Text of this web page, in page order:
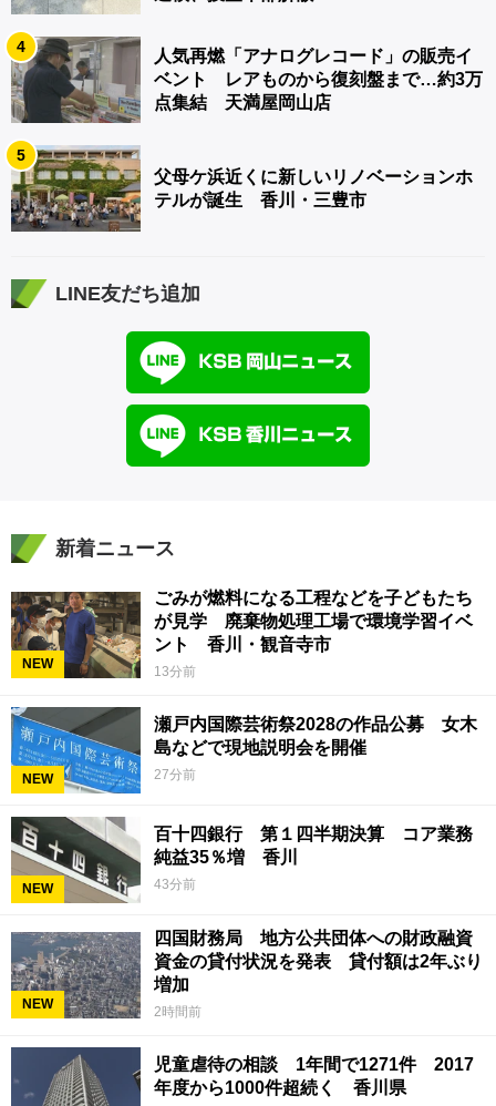
4
人気再燃「アナログレコード」の販売イ
ベント レアものから復刻盤まで…約3万
点集結 天満屋岡山店
5
父母ケ浜近くに新しいリノベーションホ
テルが誕生 香川・三豊市
LINE友だち追加
新着ニュース
NEW
ごみが燃料になる工程などを子どもたち
が見学 廃棄物処理工場で環境学習イベ
ント 香川・観音寺市
13分前
NEW
瀬戸内国際芸術祭2028の作品公募 女木
島などで現地説明会を開催
27分前
NEW
百十四銀行 第１四半期決算 コア業務
純益35％増 香川
43分前
NEW
四国財務局 地方公共団体への財政融資
資金の貸付状況を発表 貸付額は2年ぶり
増加
2時間前
児童虐待の相談 1年間で1271件 2017
年度から1000件超続く 香川県